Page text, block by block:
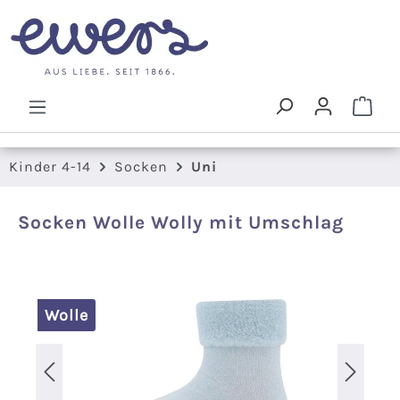
Zum Hauptinhalt springen
Kinder 4-14 Socken Uni
Socken Wolle Wolly mit Umschlag
Wolle